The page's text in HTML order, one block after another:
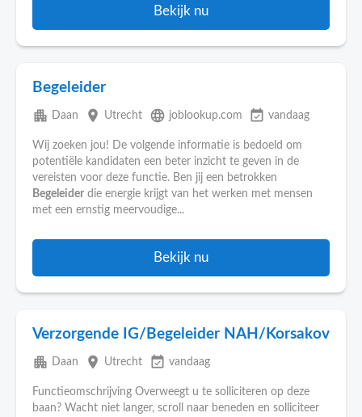
Bekijk nu
Begeleider
apartment Daan place Utrecht language joblookup.com event_available vandaag
Wij zoeken jou! De volgende informatie is bedoeld om
potentiële kandidaten een beter inzicht te geven in de
vereisten voor deze functie. Ben jij een betrokken
Begeleider die energie krijgt van het werken met mensen
met een ernstig meervoudige...
Bekijk nu
Verzorgende IG/Begeleider NAH/Korsakov
apartment Daan place Utrecht event_available vandaag
Functieomschrijving Overweegt u te solliciteren op deze
baan? Wacht niet langer, scroll naar beneden en solliciteer